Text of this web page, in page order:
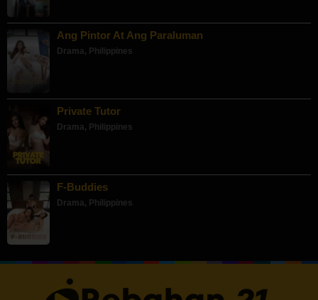
Ang Pintor At Ang Paraluman
Drama, Philippines
Private Tutor
Drama, Philippines
F-Buddies
Drama, Philippines